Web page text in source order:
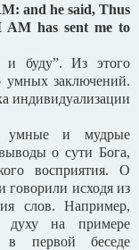
and he said, Thus
AM has sent me to
буду”. Из этого
умных заключений.
индивидуализации
умные и мудрые
о сути Бога,
восприятия. О
говорили исходя из
слов. Например,
духу на примере
в первой беседе